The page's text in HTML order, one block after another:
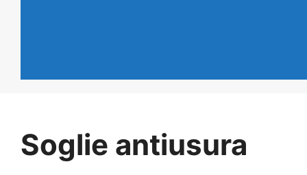
Soglie antiusura